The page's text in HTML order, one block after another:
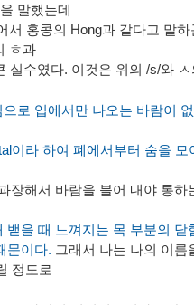
말했는데
서 홍콩의 Hong과 같다고 말하
ㅎ과
실수였다. 이것은 위의 /s/와
로 입에서만 나오는 바람이
이라 하여 폐에서부터 숨을 모
장해서 바람을 불어 내야 통하
뱉을 때 느껴지는 목 부분의 닫
문이다. 그래서 나는 나의 이름
정도로